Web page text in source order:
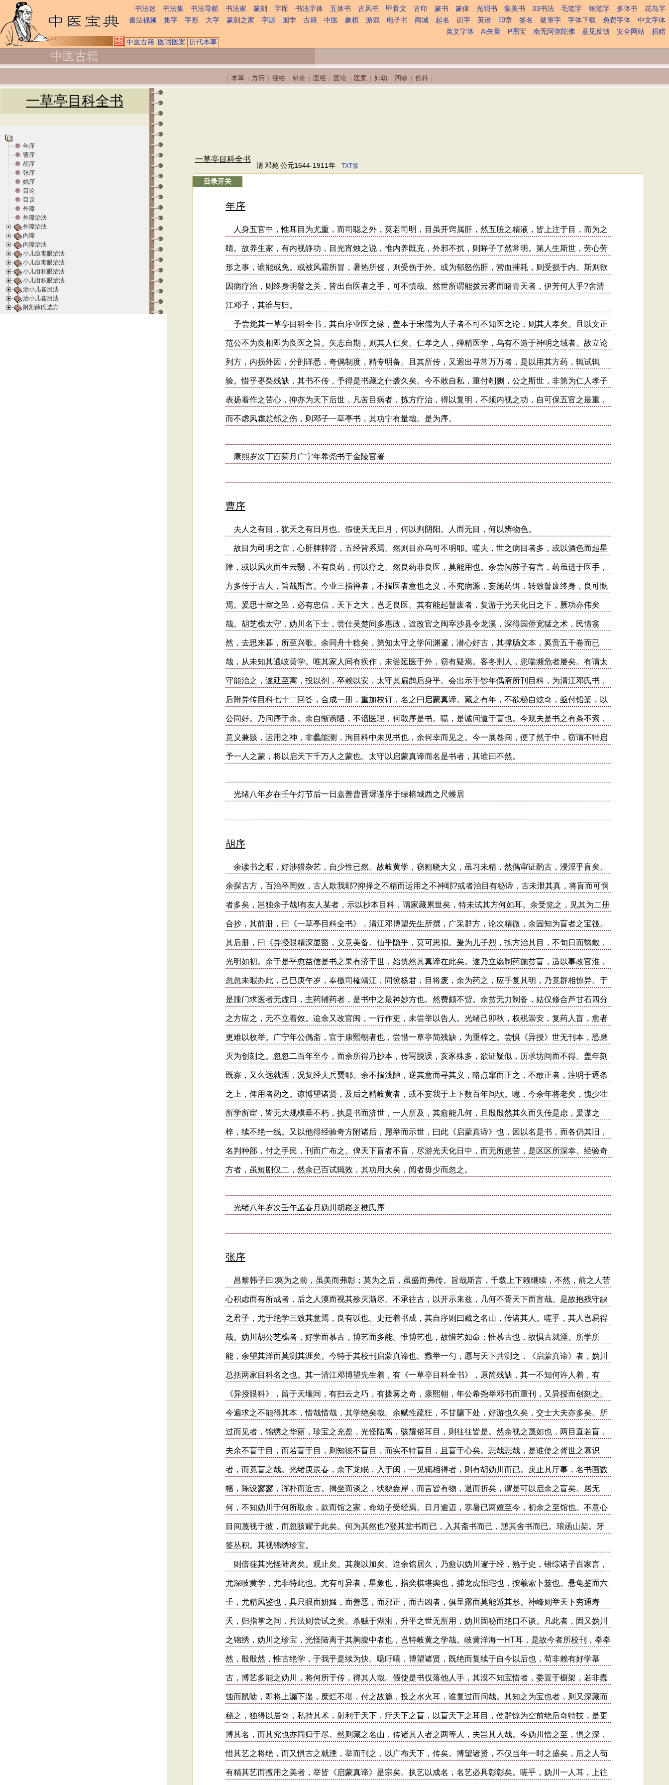
书法迷 书法集 书法导航 书法家 篆刻 字库 书法字体 五体书 古风书 甲骨文 古印 篆书 篆体 光明书 集美书 33书法 毛笔字 钢笔字 多体书
花鸟字
書法视频
集字 字形 大字 篆刻之家 字源 国学 古籍 中医 象棋 游戏 电子书 商城 起名 识字 英语 印章 签名 硬筆字 字体下载 免费字体
中文字体
英文字体
Ai矢量 P图宝 南无阿弥陀佛 意见反馈 安全网站
捐赠
中医古籍 医话医案 历代本草
中医古籍
本草 方药 经络 针灸 医经 医论 医案 妇幼 四诊 伤科
一草亭目科全书
年序
曹序
胡序
张序
姚序
目论
目议
外障
外障治法
外障治法
内障
内障治法
小儿痘毒眼治法
小儿痘毒眼治法
小儿疳积眼治法
小儿疳积眼治法
治小儿雀目法
治小儿雀目法
附刻薛氏选方
一草亭目科全书
清 邓苑 公元1644-1911年 TXT版
目录开关